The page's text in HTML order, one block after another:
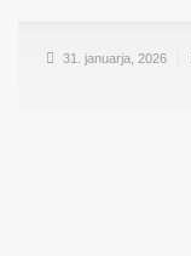
31. januarja, 2026